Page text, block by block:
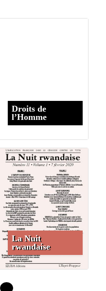
Droits de
l’Homme
La Nuit
rwandaise